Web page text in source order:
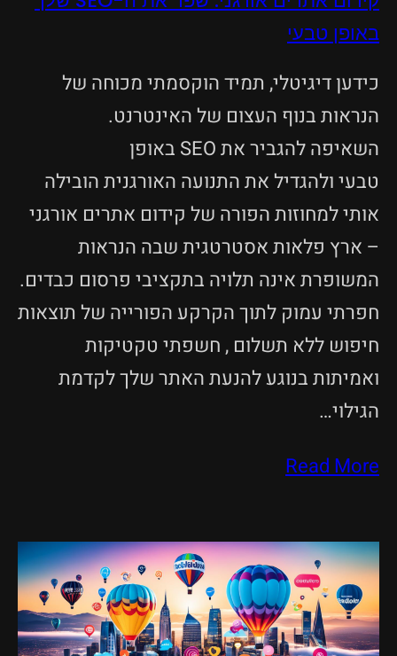
באופן טבעי
כידען דיגיטלי, תמיד הוקסמתי מכוחה של
הנראות בנוף העצום של האינטרנט.
השאיפה להגביר את SEO באופן
טבעי ולהגדיל את התנועה האורגנית הובילה
אותי למחוזות הפורה של קידום אתרים אורגני
– ארץ פלאות אסטרטגית שבה הנראות
המשופרת אינה תלויה בתקציבי פרסום כבדים.
חפרתי עמוק לתוך הקרקע הפורייה של תוצאות
חיפוש ללא תשלום , חשפתי טקטיקות
ואמיתות בנוגע להנעת האתר שלך לקדמת
הגילוי…
Read More